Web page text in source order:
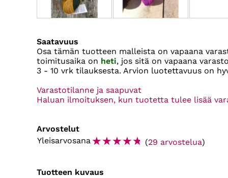
Saatavuus
Osa tämän tuotteen malleista on vapaana
toimitusaika on heti, jos sitä on vapaana
3 - 10 vrk tilauksesta. Arvion luotettavuus on
Varastotilanne ja saapuvat
Haluan ilmoituksen, kun tuotetta tulee lisää
Arvostelut
Yleisarvosana☆☆☆☆☆ (29 arvostelua)
Tuotteen kuvaus